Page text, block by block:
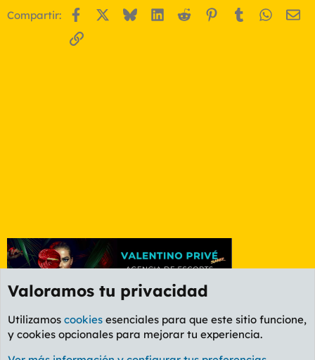
Compartir: Facebook BlueskyLinkedIn
Reddit Pinterest
Tumblr
Enlace
Foro Informática y Videojuegos
Valoramos tu privacidad
Utilizamos cookies esenciales para que este sitio funcione,
y cookies opcionales para mejorar tu experiencia.